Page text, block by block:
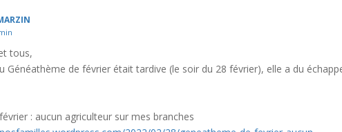
tous,
Généathème de février était tardive (le soir du 28 février), elle a du
: aucun agriculteur sur mes branches